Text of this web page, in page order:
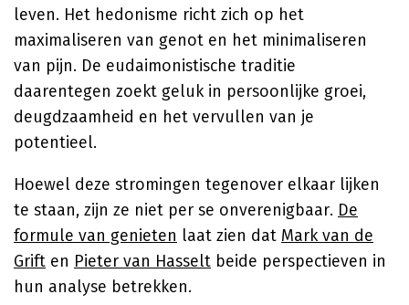
leven. Het hedonisme richt zich op het
maximaliseren van genot en het minimaliseren
van pijn. De eudaimonistische traditie
daarentegen zoekt geluk in persoonlijke groei,
deugdzaamheid en het vervullen van je
potentieel.
Hoewel deze stromingen tegenover elkaar lijken
te staan, zijn ze niet per se onverenigbaar. De
formule van genieten laat zien dat Mark van de
Grift en Pieter van Hasselt beide perspectieven in
hun analyse betrekken.